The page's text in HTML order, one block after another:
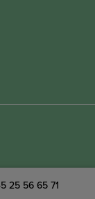
25 56 65 71